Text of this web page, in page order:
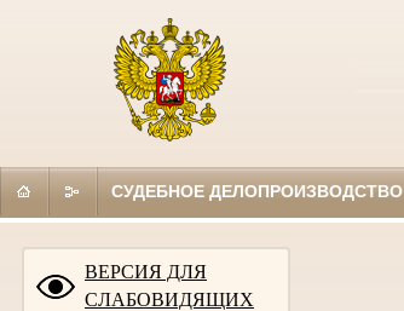
СУДЕБНОЕ ДЕЛОПРОИЗВОДСТВО
ВЕРСИЯ ДЛЯ
СЛАБОВИДЯЩИХ